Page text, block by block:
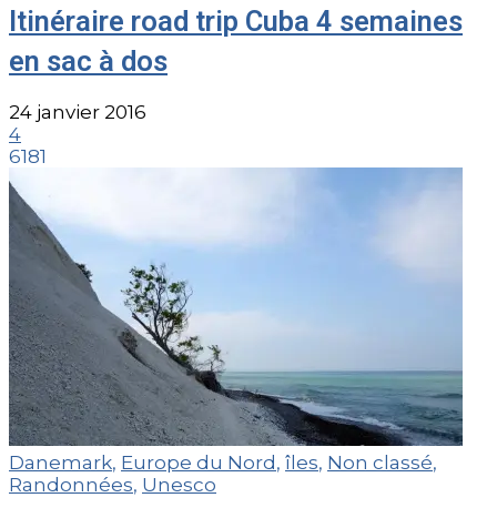
Itinéraire road trip Cuba 4 semaines
en sac à dos
24 janvier 2016
4
6181
Danemark, Europe du Nord, îles, Non classé,
Randonnées, Unesco